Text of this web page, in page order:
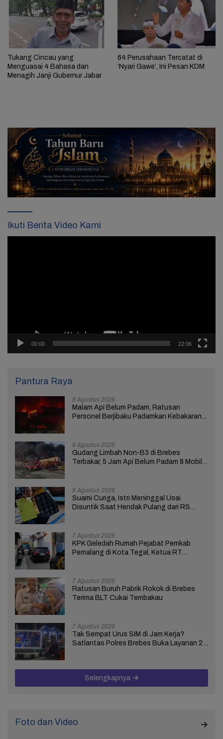
Tukang Cincau yang
Menguasai 4 Bahasa dan
Menagih Janji Gubernur Jabar
64 Perusahaan Tercatat di
‘Nyari Gawe’, Ini Pesan KDM
Ikuti Berita Video Kami
00:00 22:06
Pantura Raya
8 Agustus 2026
Malam Api Belum Padam, Ratusan
Personel Berjibaku Padamkan Kebakaran
8 Agustus 2026
Gudang Limbah Non-B3 di Brebes
Terbakar, 5 Jam Api Belum Padam 8 Mobil
8 Agustus 2026
Suami Curiga, Istri Meninggal Usai
Disuntik Saat Hendak Pulang dari RS
7 Agustus 2026
KPK Geledah Rumah Pejabat Pemkab
Pemalang di Kota Tegal, Ketua RT
7 Agustus 2026
Ratusan Buruh Pabrik Rokok di Brebes
Terima BLT Cukai Tembakau
7 Agustus 2026
Tak Sempat Urus SIM di Jam Kerja?
Satlantas Polres Brebes Buka Layanan 24
Selengkapnya
Foto dan Video